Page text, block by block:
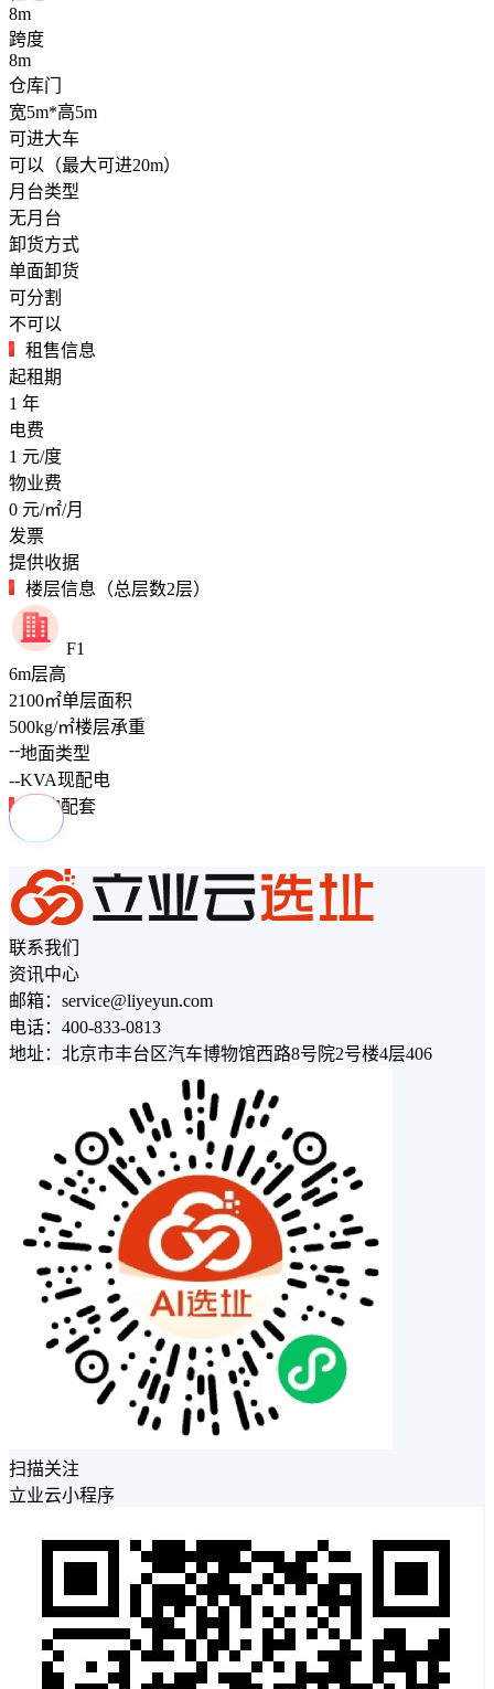
8m
跨度
8m
仓库门
宽5m*高5m
可进大车
可以（最大可进20m）
月台类型
无月台
卸货方式
单面卸货
可分割
不可以
租售信息
起租期
1 年
电费
1 元/度
物业费
0 元/㎡/月
发票
提供收据
楼层信息（总层数2层）
F1
6m层高
2100㎡单层面积
500kg/㎡楼层承重
--地面类型
--KVA现配电
周边配套
联系我们
资讯中心
邮箱：service@liyeyun.com
电话：400-833-0813
地址：北京市丰台区汽车博物馆西路8号院2号楼4层406
扫描关注
立业云小程序